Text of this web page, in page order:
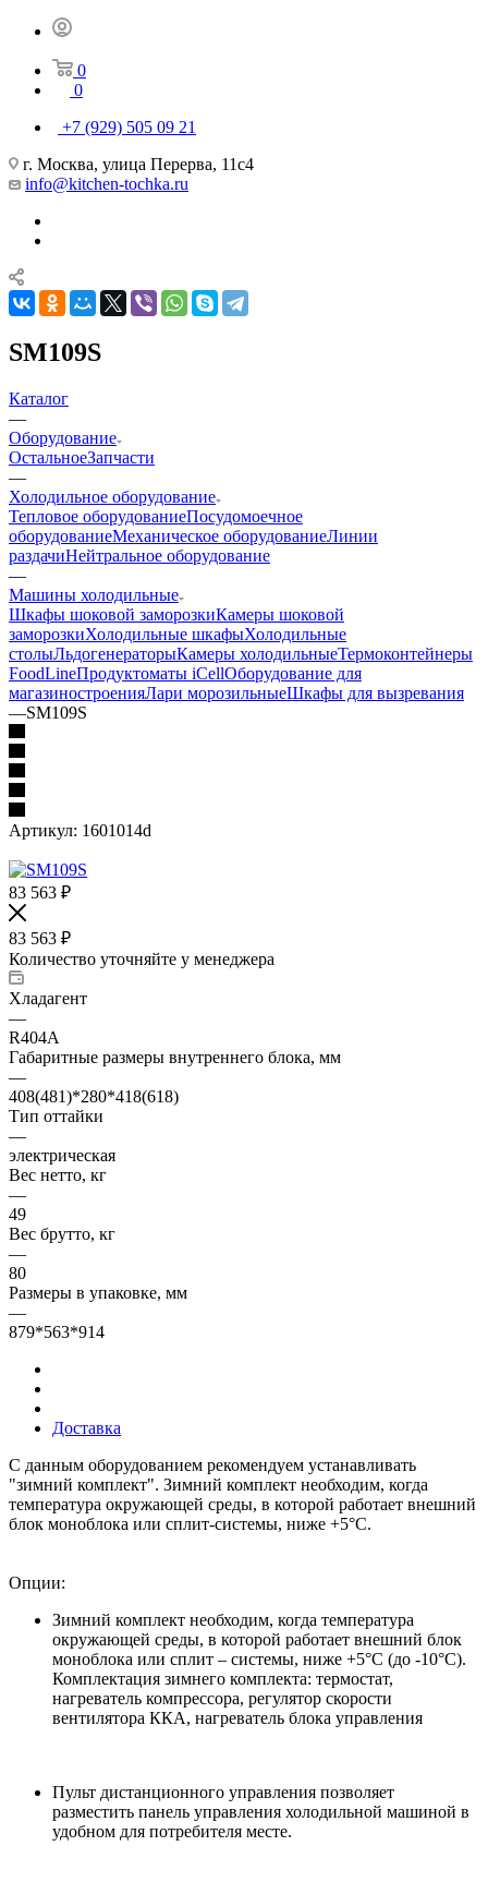
0
0
+7 (929) 505 09 21
г. Москва, улица Перерва, 11с4
info@kitchen-tochka.ru
SM109S
Каталог
—
Оборудование
ОстальноеЗапчасти
—
Холодильное оборудование
Тепловое оборудованиеПосудомоечное
оборудованиеМеханическое оборудованиеЛинии
раздачиНейтральное оборудование
—
Машины холодильные
Шкафы шоковой заморозкиКамеры шоковой
заморозкиХолодильные шкафыХолодильные
столыЛьдогенераторыКамеры холодильныеТермоконтейнеры
FoodLineПродуктоматы iCellОборудование для
магазиностроенияЛари морозильныеШкафы для вызревания
—SM109S
Артикул: 1601014d
83 563 ₽
83 563 ₽
Количество уточняйте у менеджера
Хладагент
—
R404A
Габаритные размеры внутреннего блока, мм
—
408(481)*280*418(618)
Тип оттайки
—
электрическая
Вес нетто, кг
—
49
Вес брутто, кг
—
80
Размеры в упаковке, мм
—
879*563*914
Доставка
С данным оборудованием рекомендуем устанавливать
"зимний комплект". Зимний комплект необходим, когда
температура окружающей среды, в которой работает внешний
блок моноблока или сплит-системы, ниже +5°С.
Опции:
Зимний комплект необходим, когда температура
окружающей среды, в которой работает внешний блок
моноблока или сплит – системы, ниже +5°С (до -10°С).
Комплектация зимнего комплекта: термостат,
нагреватель компрессора, регулятор скорости
вентилятора ККА, нагреватель блока управления
Пульт дистанционного управления позволяет
разместить панель управления холодильной машиной в
удобном для потребителя месте.